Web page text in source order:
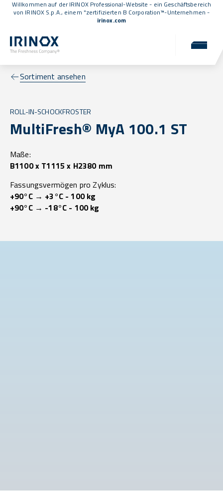
Willkommen auf der IRINOX Professional-Website - ein Geschäftsbereich
von IRINOX S.p.A., einem "zertifizierten B Corporation™-Unternehmen -
irinox.com
Sortiment ansehen
ROLL-IN-SCHOCKFROSTER
MultiFresh® MyA 100.1 ST
Maße:
B1100 x T1115 x H2380 mm
Fassungsvermögen pro Zyklus:
+90°C → +3°C - 100 kg
+90°C → -18°C - 100 kg